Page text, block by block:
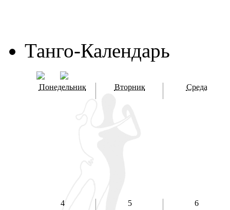
Танго-Календарь
Понедельник Вторник Среда
4 5 6